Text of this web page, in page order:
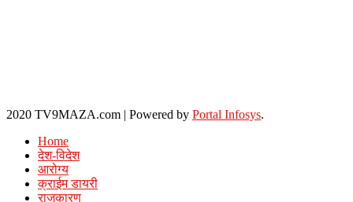
2020 TV9MAZA.com | Powered by Portal Infosys.
Home
देश-विदेश
आरोग्य
क्राईम डायरी
राजकारण